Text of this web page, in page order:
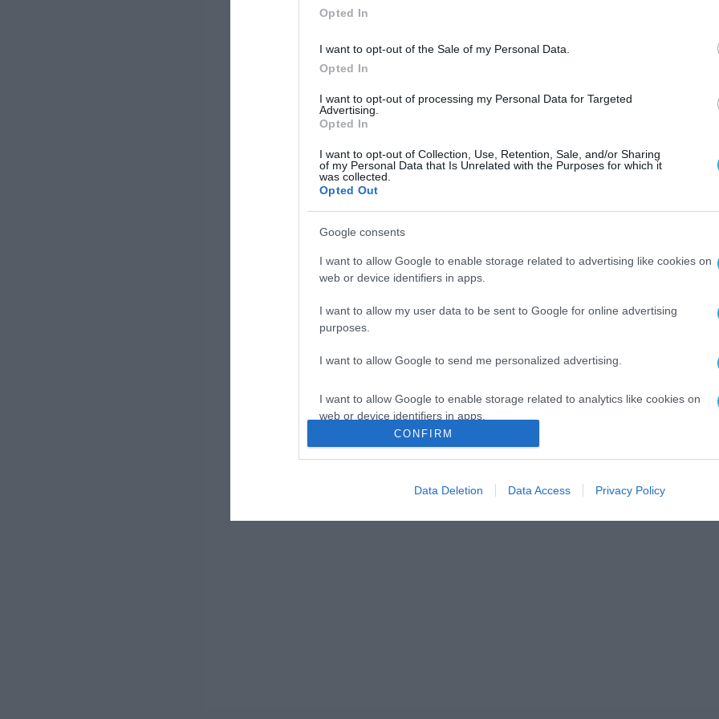
Opted In
I want to opt-out of the Sale of my Personal Data.
Opted In
I want to opt-out of processing my Personal Data for Targeted
Advertising.
Opted In
I want to opt-out of Collection, Use, Retention, Sale, and/or Sharing
of my Personal Data that Is Unrelated with the Purposes for which it
was collected.
Opted Out
Google consents
I want to allow Google to enable storage related to advertising like cookies on
web or device identifiers in apps.
I want to allow my user data to be sent to Google for online advertising
purposes.
I want to allow Google to send me personalized advertising.
I want to allow Google to enable storage related to analytics like cookies on
web or device identifiers in apps.
I want to allow Google to enable storage related to functionality of the website
I want to allow Google to enable storage related to personalization.
CONFIRM
Data Deletion Data Access Privacy Policy